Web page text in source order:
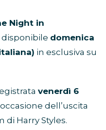
Night in
disponibile domenica
in esclusiva su
venerdì 6
dell’uscita
Harry Styles.